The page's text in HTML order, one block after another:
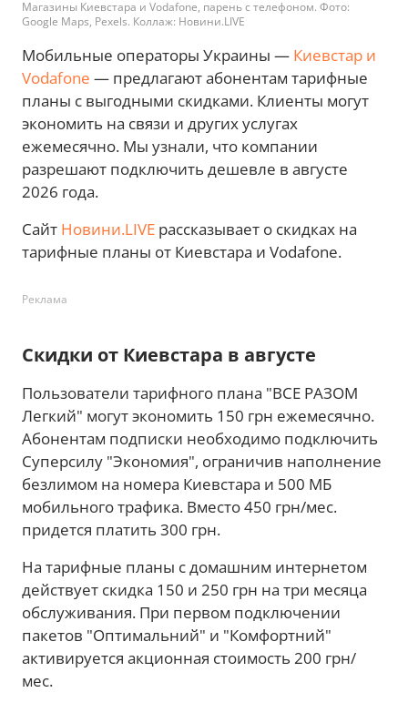
Магазины Киевстара и Vodafone, парень с телефоном. Фото:
Google Maps, Pexels. Коллаж: Новини.LIVE
Мобильные операторы Украины — Киевстар и
Vodafone — предлагают абонентам тарифные
планы с выгодными скидками. Клиенты могут
экономить на связи и других услугах
ежемесячно. Мы узнали, что компании
разрешают подключить дешевле в августе
2026 года.
Сайт Новини.LIVE рассказывает о скидках на
тарифные планы от Киевстара и Vodafone.
Реклама
Скидки от Киевстара в августе
Пользователи тарифного плана "ВСЕ РАЗОМ
Легкий" могут экономить 150 грн ежемесячно.
Абонентам подписки необходимо подключить
Суперсилу "Экономия", ограничив наполнение
безлимом на номера Киевстара и 500 МБ
мобильного трафика. Вместо 450 грн/мес.
придется платить 300 грн.
На тарифные планы с домашним интернетом
действует скидка 150 и 250 грн на три месяца
обслуживания. При первом подключении
пакетов "Оптимальний" и "Комфортний"
активируется акционная стоимость 200 грн/
мес.